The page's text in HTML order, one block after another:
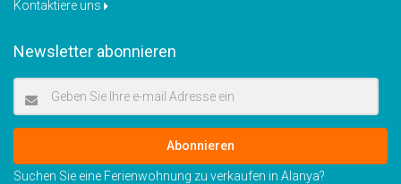
Kontaktiere uns
Newsletter abonnieren
Abonnieren
Suchen Sie eine Ferienwohnung zu verkaufen in Alanya?